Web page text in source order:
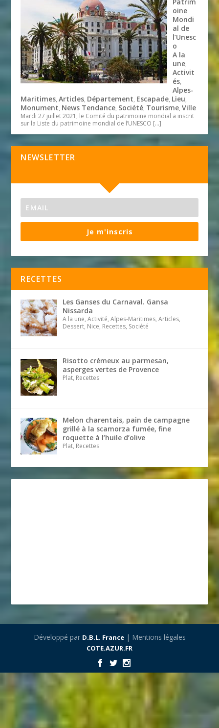
oine
Mondi
al de
l’Unesc
o
A la
une,
Activit
és,
Alpes-
Maritimes,Articles, Département, Escapade, Lieu,
Monument, News Tendance, Société, Tourisme,Ville
Mardi 27 juillet 2021, le Comité du patrimoine mondial a inscrit
sur la Liste du patrimoine mondial de l’UNESCO […]
NEWSLETTER
Je m'inscris
RECETTES
Les Ganses du Carnaval. Gansa
Nissarda
A la une, Activité, Alpes-Maritimes, Articles,
Dessert, Nice, Recettes, Société
Risotto crémeux au parmesan,
asperges vertes de Provence
Plat, Recettes
Melon charentais, pain de campagne
grillé à la scamorza fumée, fine
roquette à l’huile d’olive
Plat, Recettes
Développé par D.B.L. France| Mentions légales
COTE.AZUR.FR